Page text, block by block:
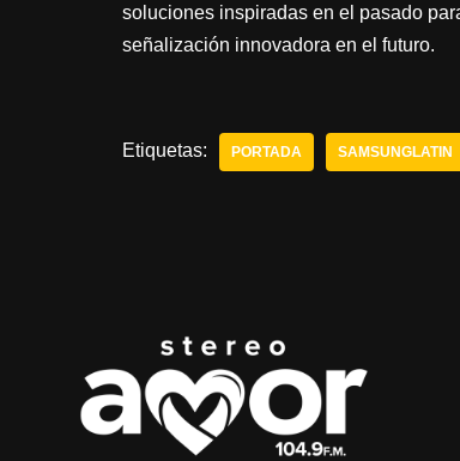
soluciones inspiradas en el pasado
señalización innovadora en el futuro.
Etiquetas: PORTADA SAMSUNGLATIN